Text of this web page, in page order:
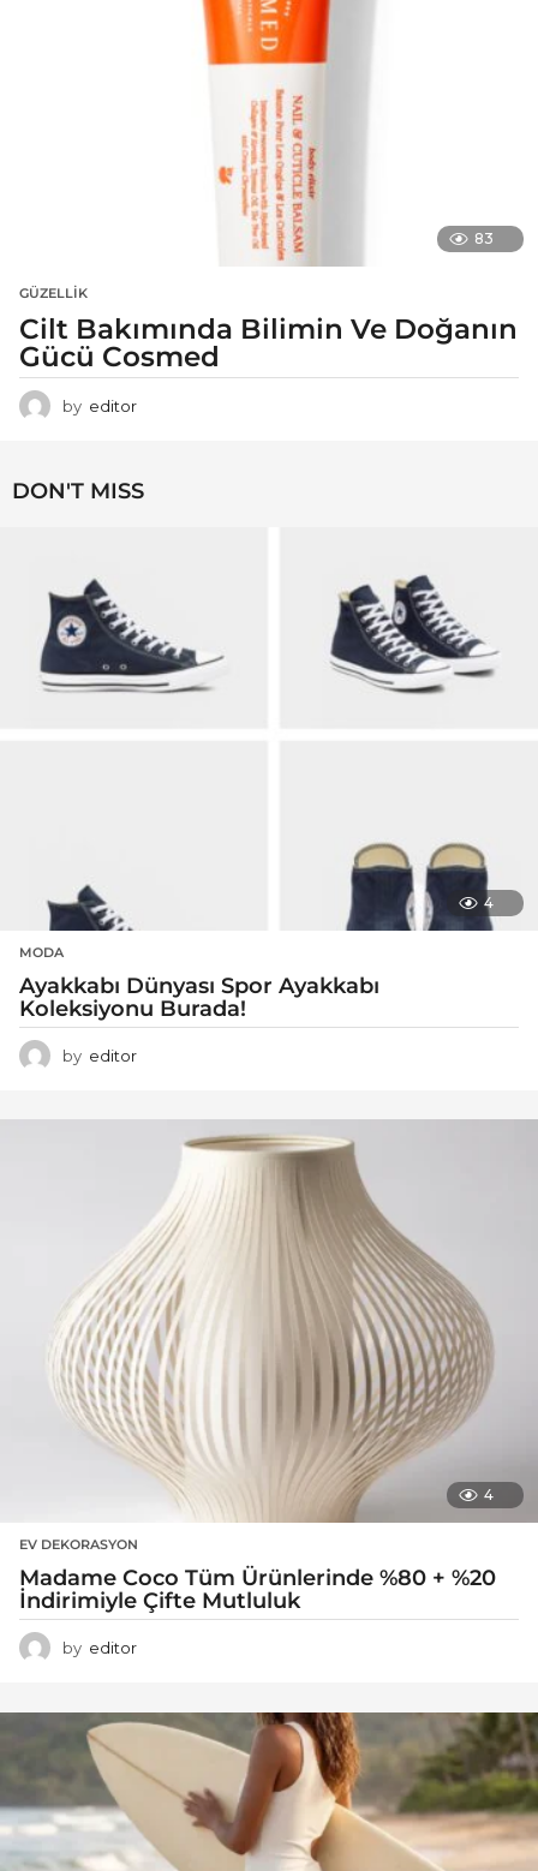
83
GÜZELLIK
Cilt Bakımında Bilimin Ve Doğanın
Gücü Cosmed
by editor
DON'T MISS
4
MODA
Ayakkabı Dünyası Spor Ayakkabı
Koleksiyonu Burada!
by editor
4
EV DEKORASYON
Madame Coco Tüm Ürünlerinde %80 + %20
İndirimiyle Çifte Mutluluk
by editor